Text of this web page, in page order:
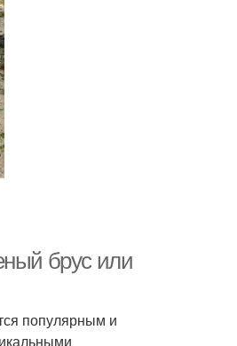
брус или
популярным и